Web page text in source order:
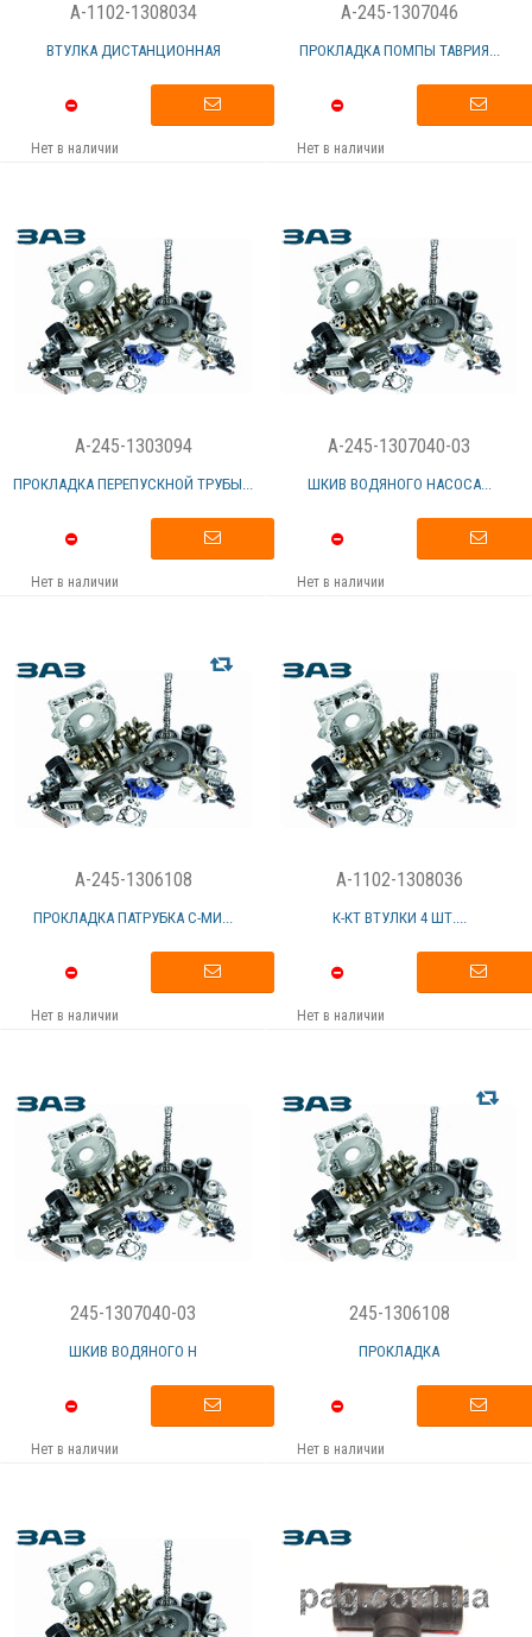
A-1102-1308034
ВТУЛКА ДИСТАНЦИОННАЯ
Нет в наличии
A-245-1307046
ПРОКЛАДКА ПОМПЫ ТАВРИЯ...
Нет в наличии
A-245-1303094
ПРОКЛАДКА ПЕРЕПУСКНОЙ ТРУБЫ...
Нет в наличии
A-245-1307040-03
ШКИВ ВОДЯНОГО НАСОСА...
Нет в наличии
A-245-1306108
ПРОКЛАДКА ПАТРУБКА С-МИ...
Нет в наличии
A-1102-1308036
К-КТ ВТУЛКИ 4 ШТ....
Нет в наличии
245-1307040-03
ШКИВ ВОДЯНОГО Н
Нет в наличии
245-1306108
ПРОКЛАДКА
Нет в наличии